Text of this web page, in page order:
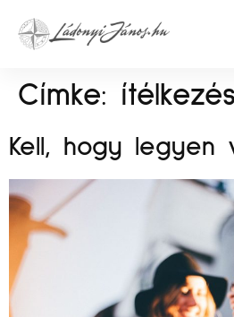
Címke: ítélkezés
Kell, hogy legyen